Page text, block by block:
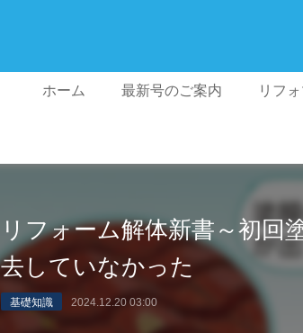
ホーム 最新号のご案内 リフ
リフォーム解体新書～初回
去していなかった
基礎知識 2024.12.20 03:00